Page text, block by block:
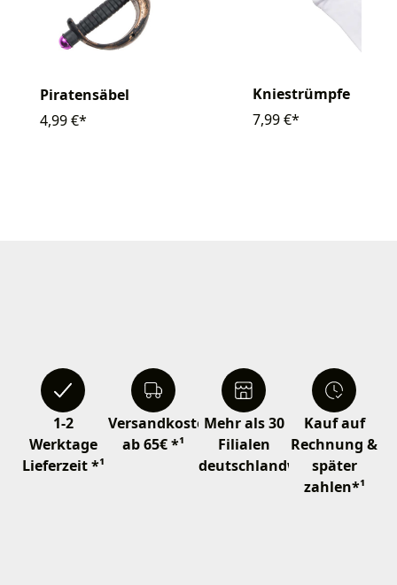
Piratensäbel
4,99 €*
Kniestrümpfe
7,99 €*
1-2
Werktage
Lieferzeit *¹
Versandkostenfrei
ab 65€ *¹
Mehr als 30
Filialen
deutschlandweit
Kauf auf
Rechnung &
später
zahlen*¹